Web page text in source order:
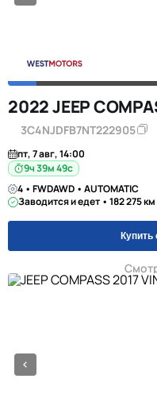
2022 JEEP
3C4NJDFB7NT222905
пт, 7 авг, 14:00
9ч 39м 48с
4 • FWDAWD • AUTOMATIC
Заводится и едет • 182 275 км
Купить